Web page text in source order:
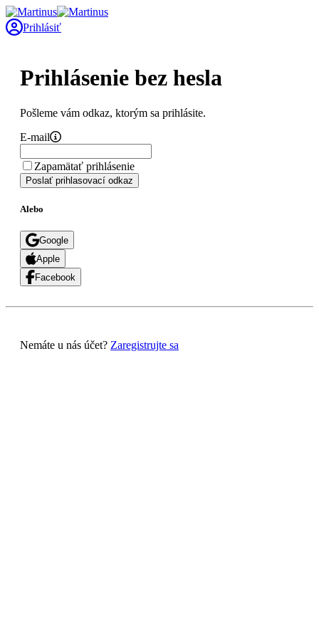
Prihlásiť
Prihlásenie bez hesla
Pošleme vám odkaz, ktorým sa prihlásite.
E-mail
Zapamätať prihlásenie
Poslať prihlasovací odkaz
Alebo
Google
Apple
Facebook
Nemáte u nás účet? Zaregistrujte sa